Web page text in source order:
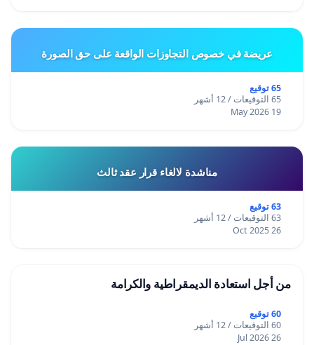
عريضة في خصوص التجاوزات الواقعة على حق الصورة
65 توقيع
65 التوقيعات / 12 أشهر
19 May 2026
مناشدة لالغاء قرار عقد ثالث
63 توقيع
63 التوقيعات / 12 أشهر
26 Oct 2025
من أجل استعادة الديمقراطية والكرامة
60 توقيع
60 التوقيعات / 12 أشهر
26 Jul 2026